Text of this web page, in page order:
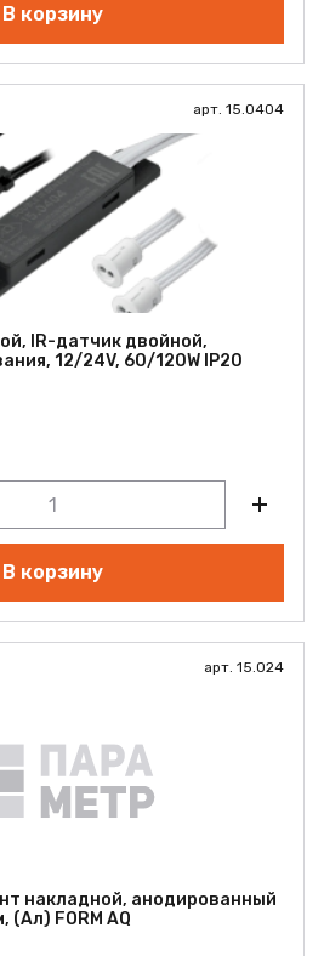
В корзину
арт. 15.0404
IR-датчик двойной,
12/24V, 60/120W IP20
В корзину
арт. 15.024
накладной, анодированный
(Ал) FORM AQ